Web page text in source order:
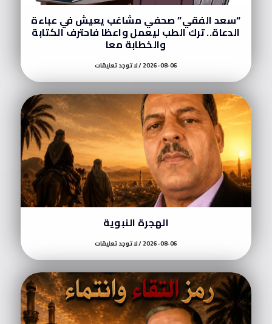
“سعد الفقي” صحفي مشاغب يعيش في عباءة
الدعاة.. ترك الطب ليعمل واعظا فاحترف الكتابة
والخطابة معا
2026-08-06 لا توجد تعليقات
الهجرة النبوية
2026-08-06 لا توجد تعليقات